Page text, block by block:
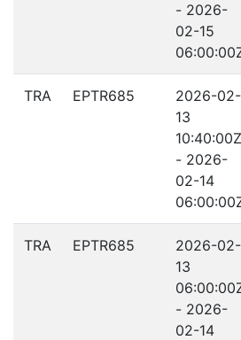
- 2026-
02-15
TRA EPTR685
2026-02-
13
10:40:00Z
- 2026-
02-14
TRA EPTR685
2026-02-
13
- 2026-
02-14